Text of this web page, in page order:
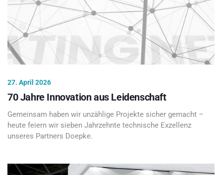
27. April 2026
70 Jahre Innovation aus Leidenschaft
Gemeinsam haben wir unzählige Projekte sicher gemacht –
heute feiern wir sieben Jahrzehnte technische Exzellenz
unseres Partners Doepke.